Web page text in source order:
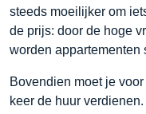
steeds moeilijker om
de prijs: door de hoge
worden appartementen
Bovendien moet je
keer de huur